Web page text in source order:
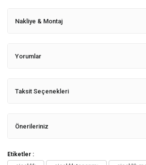
Nakliye & Montaj
Yorumlar
Taksit Seçenekleri
Önerileriniz
Etiketler :